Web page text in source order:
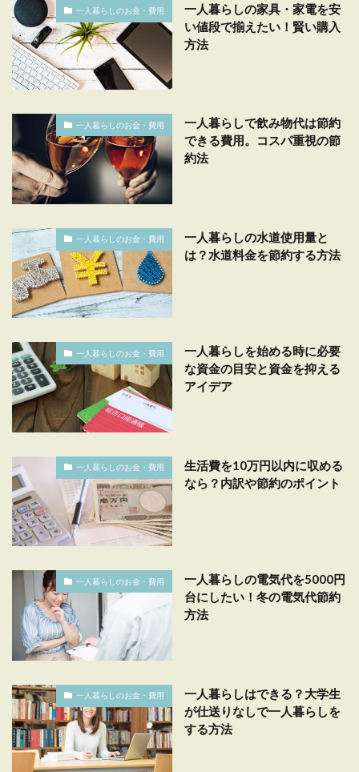
一人暮らしのお金・費用
一人暮らしの家具・家電を安
い値段で揃えたい！賢い購入
方法
一人暮らしのお金・費用
一人暮らしで飲み物代は節約
できる費用。コスパ重視の節
約法
一人暮らしのお金・費用
一人暮らしの水道使用量と
は？水道料金を節約する方法
一人暮らしのお金・費用
一人暮らしを始める時に必要
な資金の目安と資金を抑える
アイデア
一人暮らしのお金・費用
生活費を10万円以内に収める
なら？内訳や節約のポイント
一人暮らしのお金・費用
一人暮らしの電気代を5000円
台にしたい！冬の電気代節約
方法
一人暮らしのお金・費用
一人暮らしはできる？大学生
が仕送りなしで一人暮らしを
する方法